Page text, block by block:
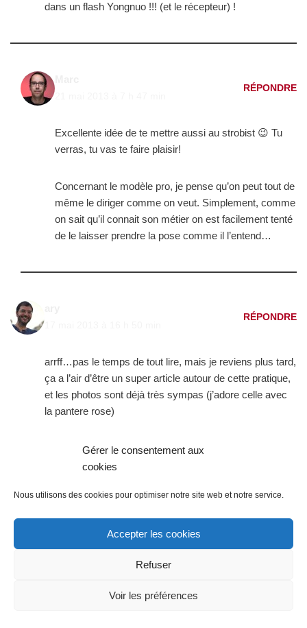
Gérer le consentement aux
cookies
Nous utilisons des cookies pour optimiser notre site web et notre service.
Accepter les cookies
Refuser
Voir les préférences
dans un flash Yongnuo !!! (et le récepteur) !
RÉPONDRE
Excellente idée de te mettre aussi au strobist 😉 Tu
verras, tu vas te faire plaisir!
Concernant le modèle pro, je pense qu’on peut tout de
même le diriger comme on veut. Simplement, comme
on sait qu’il connait son métier on est facilement tenté
de le laisser prendre la pose comme il l’entend…
RÉPONDRE
arrff…pas le temps de tout lire, mais je reviens plus tard,
ça a l’air d’être un super article autour de cette pratique,
et les photos sont déjà très sympas (j’adore celle avec
la pantere rose)
21 mai 2013 à 7 h 56 min
RÉPONDRE
Merci pour tes encouragements!